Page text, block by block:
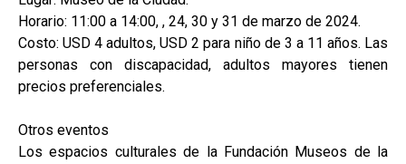
Horario: 11:00 a 14:00, , 24, 30 y 31 de marzo de 2024.
Costo: USD 4 adultos, USD 2 para niño de 3 a 11 años. Las
personas con discapacidad, adultos mayores tienen
precios preferenciales.
Otros eventos
Los espacios culturales de la Fundación Museos de la